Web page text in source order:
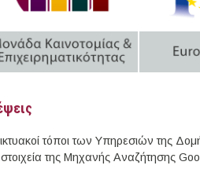
τόποι των Υπηρεσιών της
της Μηχανής Αναζήτησης